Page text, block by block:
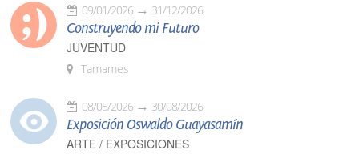
09/01/2026 31/12/2026
Construyendo mi Futuro
JUVENTUD
Tamames
08/05/2026 30/08/2026
Exposición Oswaldo Guayasamín
ARTE / EXPOSICIONES